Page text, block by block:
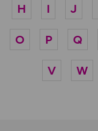
H I J
O P Q
V W